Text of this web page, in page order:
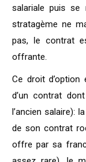
salariale puis se
stratagème ne
pas, le contrat
offrante.
Ce droit
d’un contrat
l’ancien salaire): la
de son contrat
offre par sa